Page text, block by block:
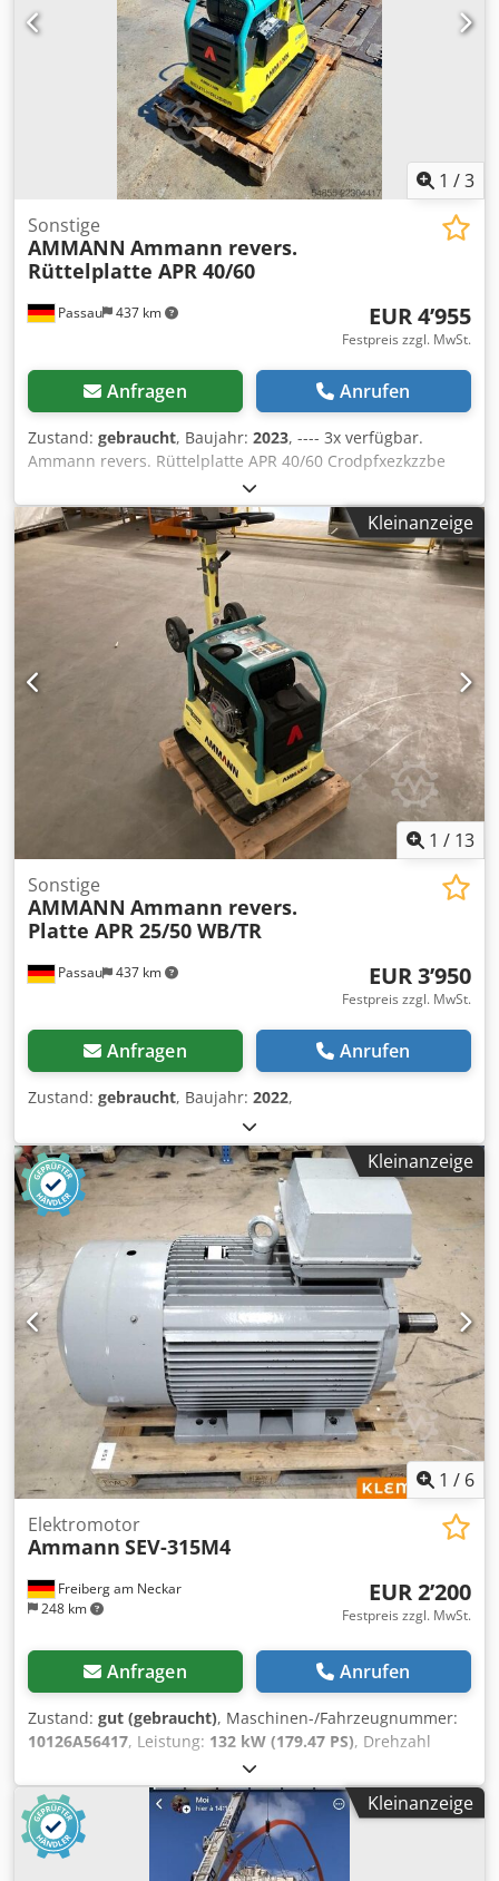
1 /3
Passau 437 km
Sonstige
AMMANN Ammann revers.
Rüttelplatte APR 40/60
EUR 4’955
Festpreis zzgl. MwSt.
Anfragen Anrufen
Zustand: gebraucht, Baujahr: 2023, ---- 3x verfügbar.
Ammann revers. Rüttelplatte APR 40/60 Crodpfxezkzzbe
Amgof EQ: 100563147 BJ: 2023 Ammann revers.
Rüttelplatte APR 40/60 EQ: 100563148 BJ: 2023 Daten:
Motor:Hatz / Diesel Maschinengewicht:284kg
Verdichtungsbreite:600mm
Kleinanzeige
1 / 13
Passau 437 km
Sonstige
AMMANN Ammann revers.
Platte APR 25/50 WB/TR
EUR 3’950
Festpreis zzgl. MwSt.
Anfragen Anrufen
Zustand: gebraucht, Baujahr: 2022,
Kleinanzeige
1 / 6
Freiberg am Neckar
248 km
Elektromotor
Ammann SEV-315M4
EUR 2’200
Festpreis zzgl. MwSt.
Anfragen Anrufen
Zustand: gut (gebraucht), Maschinen-/Fahrzeugnummer:
10126A56417, Leistung: 132 kW (179.47 PS), Drehzahl
, Eingangsspannung:
Eingangsstrom:228 A, Gesamtgewicht:1’020 kg,
Gesamtlänge:
1’200 mm, Gesamtbreite: 800 mm,
Gesamthöhe:
1’100 mm, AMMANN Motor, Typ SEV-315M4
Crodpfx Amjtt Auuegsf Technische Spezifikationen: Modell:
Kleinanzeige